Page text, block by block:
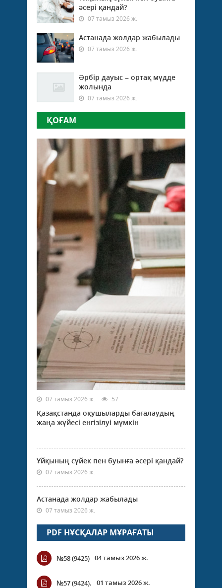
әсері қандай?
07 тамыз 2026 ж.
Астанада жолдар жабылады
07 тамыз 2026 ж.
Әрбір дауыс – ортақ мүдде
жолында
07 тамыз 2026 ж.
ҚОҒАМ
07 тамыз 2026 ж. 57
Қазақстанда оқушыларды бағалаудың
жаңа жүйесі енгізілуі мүмкін
Ұйқының сүйек пен буынға әсері қандай?
07 тамыз 2026 ж.
Астанада жолдар жабылады
07 тамыз 2026 ж.
PDF НҰСҚАЛАР МҰРАҒАТЫ
№58 (9425) 04 тамыз 2026 ж.
№57 (9424). 01 тамыз 2026 ж.